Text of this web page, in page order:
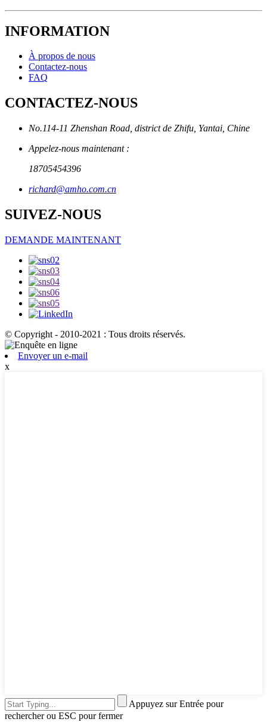
INFORMATION
À propos de nous
Contactez-nous
FAQ
CONTACTEZ-NOUS
No.114-11 Zhenshan Road, district de Zhifu, Yantai, Chine
Appelez-nous maintenant :
18705454396
richard@amho.com.cn
SUIVEZ-NOUS
DEMANDE MAINTENANT
© Copyright - 2010-2021 : Tous droits réservés.
Envoyer un e-mail
x
Appuyez sur Entrée pour
rechercher ou ESC pour fermer